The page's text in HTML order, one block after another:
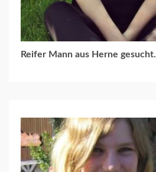
Reifer Mann aus Herne gesucht.